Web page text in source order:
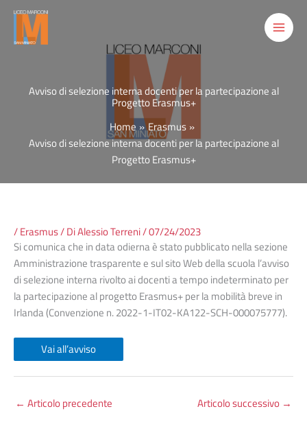
contenuto
Avviso di selezione interna docenti per la partecipazione al
Progetto Erasmus+
Home
Erasmus
Avviso di selezione interna docenti per la partecipazione al
Progetto Erasmus+
/Erasmus/ DiAlessio Terreni/07/24/2023
Si comunica che in data odierna è stato pubblicato nella sezione
Amministrazione trasparente e sul sito Web della scuola l’avviso
di selezione interna rivolto ai docenti a tempo indeterminato per
la partecipazione al progetto Erasmus+ per la mobilità breve in
Irlanda (Convenzione n. 2022-1-IT02-KA122-SCH-000075777).
Vai all’avviso
← Articolo precedente Articolo successivo →